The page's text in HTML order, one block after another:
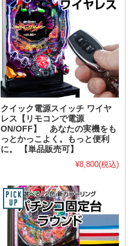
クイック電源スイッチ ワイヤ
レス【リモコンで電源
ON/OFF】 あなたの実機をも
っとかっこよく。もっと便利
に。 【単品販売可】
¥8,800(税込)